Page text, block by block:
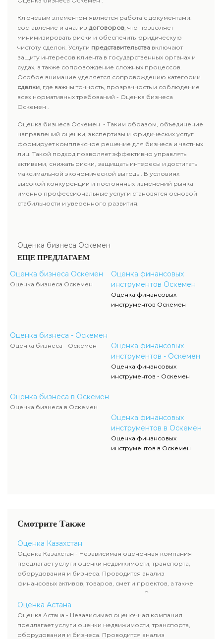
Ключевым элементом является работа с документами:
составление и анализ договоров, что позволяет
минимизировать риски и обеспечить юридическую
чистоту сделок. Услуги представительства включают
защиту интересов клиента в государственных органах и
судах, а также сопровождение сложных процессов.
Особое внимание уделяется сопровождению категории
сделки, где важны точность, прозрачность и соблюдение
всех нормативных требований - Оценка бизнеса
Оскемен .
Оценка бизнеса Оскемен - Таким образом, объединение
направлений оценки, экспертизы и юридических услуг
формирует комплексное решение для бизнеса и частных
лиц. Такой подход позволяет эффективно управлять
активами, снижать риски, защищать интересы и достигать
максимальной экономической выгоды. В условиях
высокой конкуренции и постоянных изменений рынка
именно профессиональные услуги становятся основой
стабильности и уверенного развития.
Оценка бизнеса Оскемен
ЕЩЕ ПРЕДЛАГАЕМ
Оценка бизнеса Оскемен
Оценка бизнеса Оскемен
Оценка бизнеса - Оскемен
Оценка бизнеса - Оскемен
Оценка бизнеса в Оскемен
Оценка бизнеса в Оскемен
Оценка финансовых
инструментов Оскемен
Оценка финансовых
инструментов Оскемен
Оценка финансовых
инструментов - Оскемен
Оценка финансовых
инструментов - Оскемен
Оценка финансовых
инструментов в Оскемен
Оценка финансовых
инструментов в Оскемен
Смотрите Также
Оценка Казахстан
Оценка Казахстан - Независимая оценочная компания
предлагает услуги оценки недвижимости, транспорта,
оборудования и бизнеса. Проводится анализ
финансовых активов, товаров, смет и проектов, а также
оценка животных и недропользования. Эксперты
определяют рыночную стоимость имущества и
рассчитывают ущерб. Все отчеты соответствуют
требованиям законодательства и используются для
сделок, кредитования и судебных процессов.
Оценка Астана
Оценка Астана - Независимая оценочная компания
предлагает услуги оценки недвижимости, транспорта,
оборудования и бизнеса. Проводится анализ